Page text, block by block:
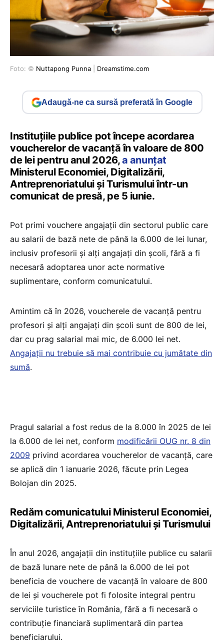
Foto: © Nuttapong Punna Dreamstime.com
Adaugă-ne ca sursă preferată în Google
Instituțiile publice pot începe acordarea
voucherelor de vacanță în valoare de 800
de lei pentru anul 2026,a anunțat
Ministerul Economiei, Digitalizării,
Antreprenoriatului și Turismului într-un
comunicat de presă, pe 5 iunie.
Pot primi vouchere angajații din sectorul public care
au salarii de bază nete de până la 6.000 de lei lunar,
inclusiv profesorii și alți angajați din școli, fără a fi
necesară adoptarea unor acte normative
suplimentare, conform comunicatului.
Amintim că în 2026, voucherele de vacanță pentru
profesori și alți angajați din școli sunt de 800 de lei,
dar cu prag salarial mai mic, de 6.000 lei net.
Angajații nu trebuie să mai contribuie cu jumătate din
sumă.
Pragul salarial a fost redus de la 8.000 în 2025 de lei
la 6.000 de lei net, conform modificării OUG nr. 8 din
2009 privind acordarea voucherelor de vacanță, care
se aplică din 1 ianuarie 2026, făcute prin Legea
Bolojan din 2025.
Redăm comunicatului Ministerul Economiei,
Digitalizării, Antreprenoriatului și Turismului
În anul 2026, angajații din instituțiile publice cu salarii
de bază lunare nete de până la 6.000 de lei pot
beneficia de vouchere de vacanță în valoare de 800
de lei și voucherele pot fi folosite integral pentru
serviciile turistice în România, fără a fi necesară o
contribuție financiară suplimentară din partea
beneficiarului.